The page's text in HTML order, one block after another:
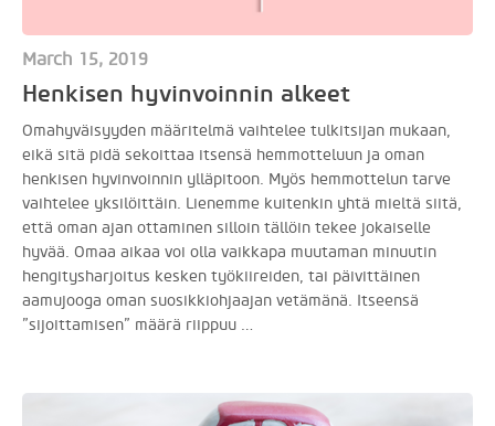
March 15, 2019
Henkisen hyvinvoinnin alkeet
Omahyväisyyden määritelmä vaihtelee tulkitsijan mukaan,
eikä sitä pidä sekoittaa itsensä hemmotteluun ja oman
henkisen hyvinvoinnin ylläpitoon. Myös hemmottelun tarve
vaihtelee yksilöittäin. Lienemme kuitenkin yhtä mieltä siitä,
että oman ajan ottaminen silloin tällöin tekee jokaiselle
hyvää. Omaa aikaa voi olla vaikkapa muutaman minuutin
hengitysharjoitus kesken työkiireiden, tai päivittäinen
aamujooga oman suosikkiohjaajan vetämänä. Itseensä
”sijoittamisen” määrä riippuu …